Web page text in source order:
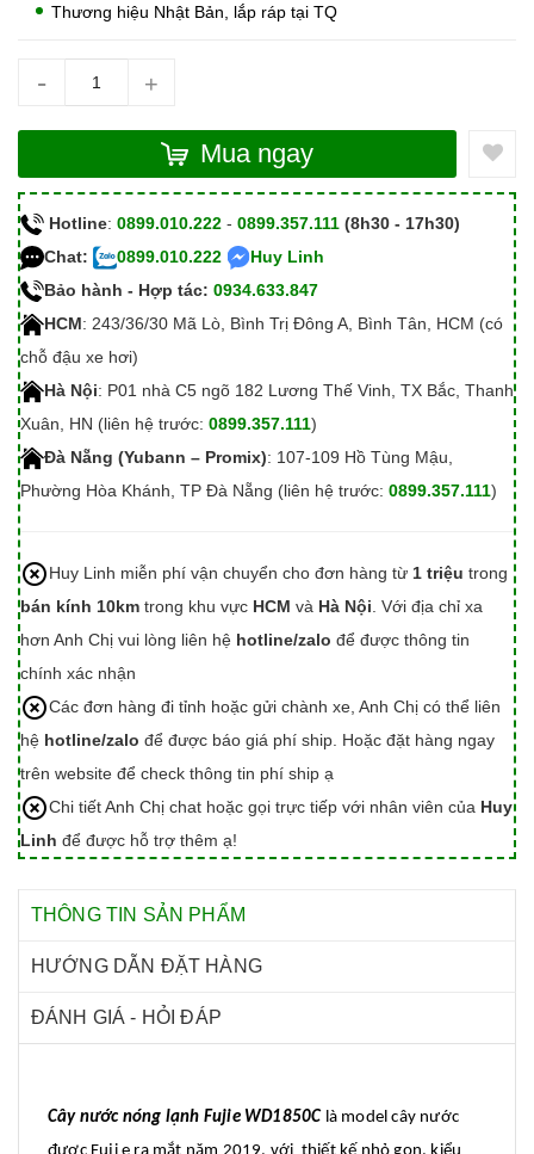
Thương hiệu Nhật Bản, lắp ráp tại TQ
- +
Mua ngay
Hotline: 0899.010.222 - 0899.357.111 (8h30 - 17h30)
Chat:
0899.010.222
Huy Linh
Bảo hành - Hợp tác: 0934.633.847
HCM: 243/36/30 Mã Lò, Bình Trị Đông A, Bình Tân, HCM (có
chỗ đậu xe hơi)
Hà Nội: P01 nhà C5 ngõ 182 Lương Thế Vinh, TX Bắc, Thanh
Xuân, HN (liên hệ trước: 0899.357.111)
Đà Nẵng (Yubann – Promix): 107-109 Hồ Tùng Mậu,
Phường Hòa Khánh, TP Đà Nẵng (liên hệ trước: 0899.357.111)
Huy Linh miễn phí vận chuyển cho đơn hàng từ 1 triệu trong
bán kính 10km trong khu vực HCM và Hà Nội . Với địa chỉ xa
hơn Anh Chị vui lòng liên hệ hotline/zalo để được thông tin
chính xác nhận
Các đơn hàng đi tỉnh hoặc gửi chành xe, Anh Chị có thể liên
hệ hotline/zalo để được báo giá phí ship. Hoặc đặt hàng ngay
trên website để check thông tin phí ship ạ
Chi tiết Anh Chị chat hoặc gọi trực tiếp với nhân viên của Huy
Linh để được hỗ trợ thêm ạ!
THÔNG TIN SẢN PHẨM
HƯỚNG DẪN ĐẶT HÀNG
ĐÁNH GIÁ - HỎI ĐÁP
Cây nước nóng lạnh Fujie WD1850C là model cây nước